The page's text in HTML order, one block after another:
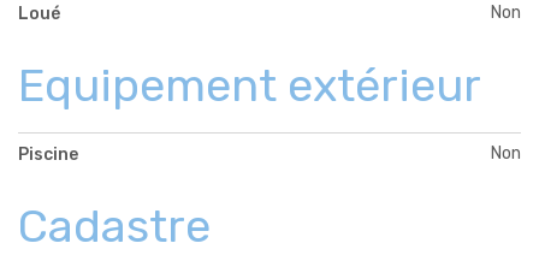
Loué Non
Equipement extérieur
Piscine Non
Cadastre